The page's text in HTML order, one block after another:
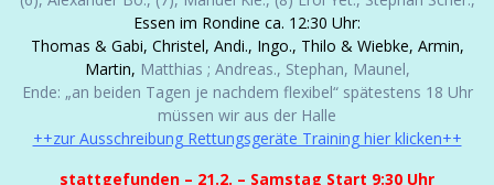
Essen im Rondine ca. 12:30 Uhr:
Thomas & Gabi, Christel, Andi., Ingo., Thilo & Wiebke, Armin,
Martin, Matthias ; Andreas., Stephan, Maunel,
Ende: „an beiden Tagen je nachdem flexibel“ spätestens 18 Uhr
müssen wir aus der Halle
++zur Ausschreibung Rettungsgeräte Training hier klicken++
stattgefunden – 21.2. – Samstag Start 9:30 Uhr